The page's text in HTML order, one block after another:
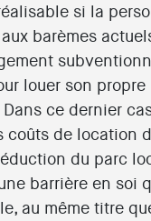
si la
barèmes
louer son
ce dernier
coûts de location
du parc
barrière en soi
au même titre